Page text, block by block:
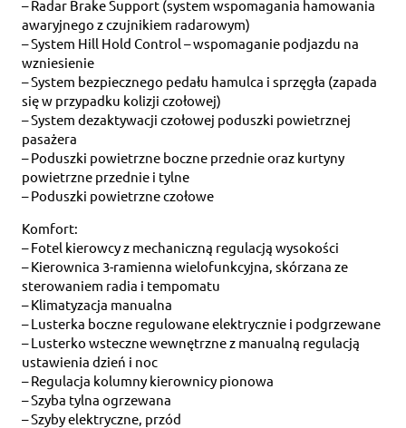
– Radar Brake Support (system wspomagania hamowania
awaryjnego z czujnikiem radarowym)
– System Hill Hold Control – wspomaganie podjazdu na
wzniesienie
– System bezpiecznego pedału hamulca i sprzęgła (zapada
się w przypadku kolizji czołowej)
– System dezaktywacji czołowej poduszki powietrznej
pasażera
– Poduszki powietrzne boczne przednie oraz kurtyny
powietrzne przednie i tylne
– Poduszki powietrzne czołowe
Komfort:
– Fotel kierowcy z mechaniczną regulacją wysokości
– Kierownica 3-ramienna wielofunkcyjna, skórzana ze
sterowaniem radia i tempomatu
– Klimatyzacja manualna
– Lusterka boczne regulowane elektrycznie i podgrzewane
– Lusterko wsteczne wewnętrzne z manualną regulacją
ustawienia dzień i noc
– Regulacja kolumny kierownicy pionowa
– Szyba tylna ogrzewana
– Szyby elektryczne, przód